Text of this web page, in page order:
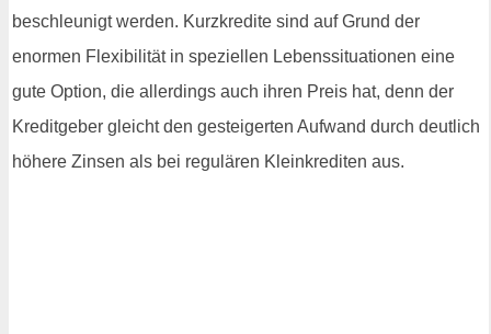
beschleunigt werden. Kurzkredite sind auf Grund der
enormen Flexibilität in speziellen Lebenssituationen eine
gute Option, die allerdings auch ihren Preis hat, denn der
Kreditgeber gleicht den gesteigerten Aufwand durch deutlich
höhere Zinsen als bei regulären Kleinkrediten aus.